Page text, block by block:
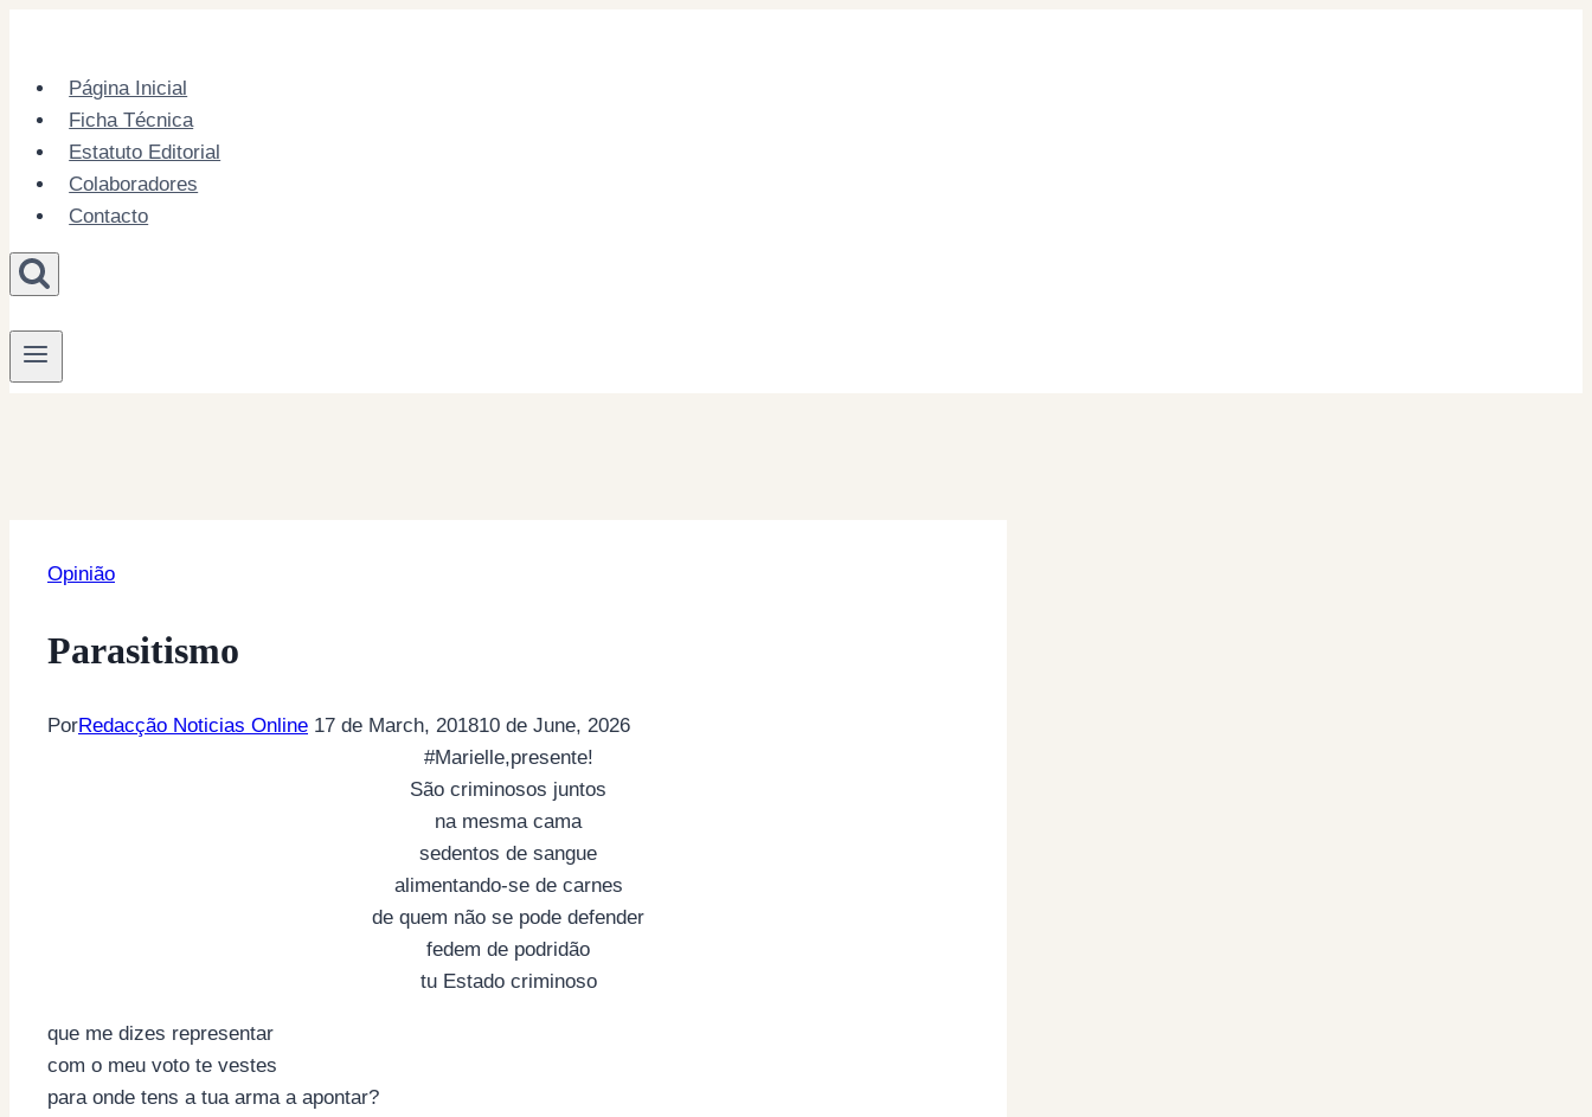
contentPágina Inicial
Ficha Técnica
Estatuto Editorial
Colaboradores
Contacto
Opinião
Parasitismo
PorRedacção Noticias Online 17 de March, 201810 de June, 2026
#Marielle,presente!
São criminosos juntos
na mesma cama
sedentos de sangue
alimentando-se de carnes
de quem não se pode defender
fedem de podridão
tu Estado criminoso
que me dizes representar
com o meu voto te vestes
para onde tens a tua arma a apontar?